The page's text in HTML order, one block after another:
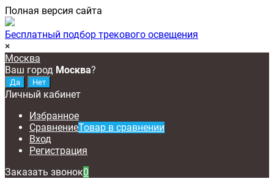
Полная версия сайта
Бесплатный подбор трекового освещения
×
Москва
Ваш город Москва?
Личный кабинет
Избранное
СравнениеТовар в сравнении
Вход
Регистрация
Заказать звонок0